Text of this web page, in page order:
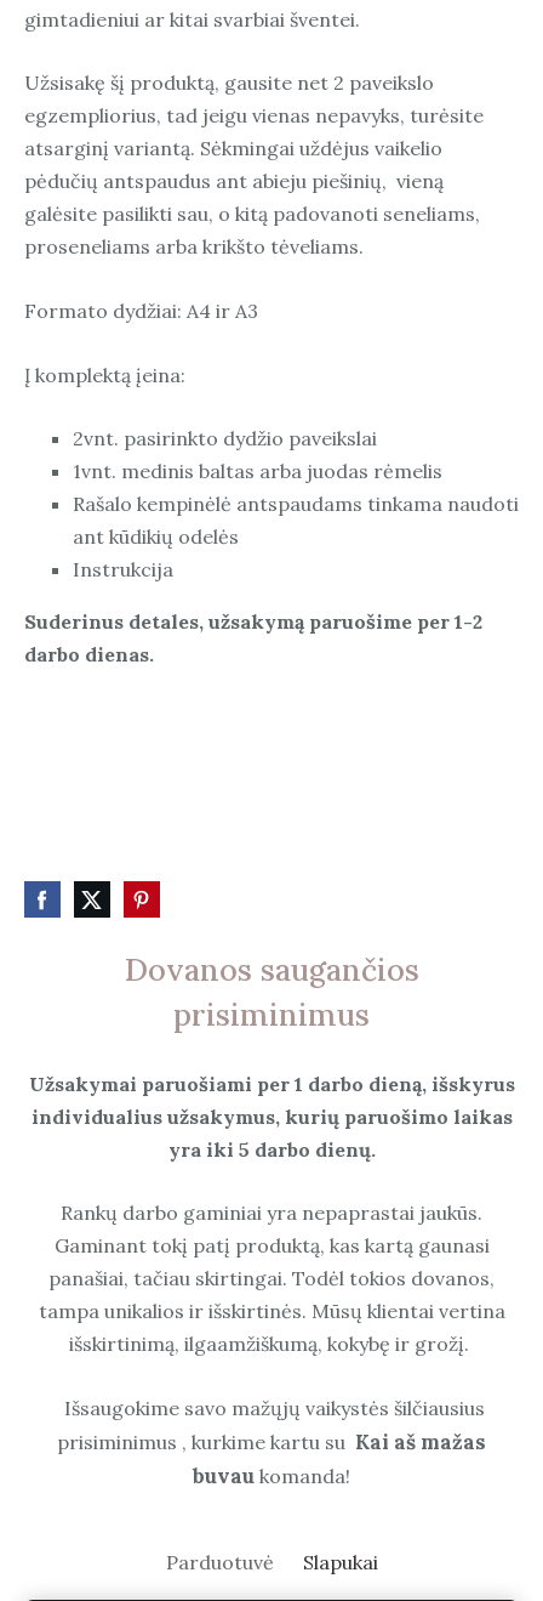
Dovanos saugančios
prisiminimus
Užsakymai paruošiami per 1 darbo dieną, išskyrus
individualius užsakymus, kurių paruošimo laikas
yra iki 5 darbo dienų.
Rankų darbo gaminiai yra nepaprastai jaukūs.
Gaminant tokį patį produktą, kas kartą gaunasi
panašiai, tačiau skirtingai. Todėl tokios dovanos,
tampa unikalios ir išskirtinės. Mūsų klientai vertina
išskirtinimą, ilgaamžiškumą, kokybę ir grožį.
Išsaugokime savo mažųjų vaikystės šilčiausius
prisiminimus , kurkime kartu su Kai aš mažas
buvau komanda!
gimtadieniui ar kitai svarbiai šventei.
Užsisakę šį produktą, gausite net 2 paveikslo
egzempliorius, tad jeigu vienas nepavyks, turėsite
atsarginį variantą. Sėkmingai uždėjus vaikelio
pėdučių antspaudus ant abieju piešinių, vieną
galėsite pasilikti sau, o kitą padovanoti seneliams,
proseneliams arba krikšto tėveliams.
Formato dydžiai: A4 ir A3
Į komplektą įeina:
2vnt. pasirinkto dydžio paveikslai
1vnt. medinis baltas arba juodas rėmelis
Rašalo kempinėlė antspaudams tinkama naudoti
ant kūdikių odelės
Instrukcija
Suderinus detales, užsakymą paruošime per 1-2
darbo dienas.
Parduotuvė Slapukai